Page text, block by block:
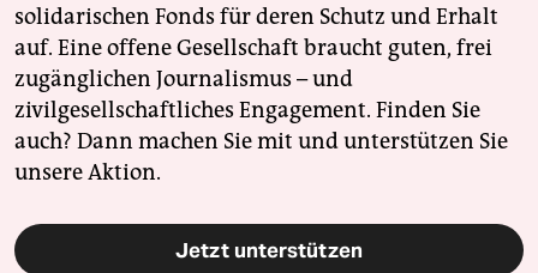
solidarischen Fonds für deren Schutz und Erhalt
auf. Eine offene Gesellschaft braucht guten, frei
zugänglichen Journalismus – und
zivilgesellschaftliches Engagement. Finden Sie
auch? Dann machen Sie mit und unterstützen Sie
unsere Aktion.
Jetzt unterstützen